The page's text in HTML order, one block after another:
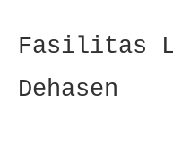
Fasilitas
Dehasen